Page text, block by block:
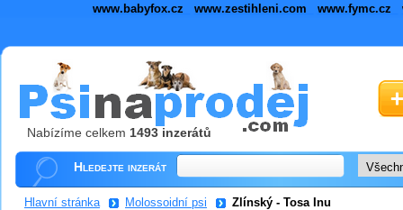
www.babyfox.cz www.zestihleni.com www.fymc.cz
Nabízíme celkem 1493 inzerátů
Hledejte inzerát
Hlavní stránka Molossoidní psi Zlínský - Tosa Inu